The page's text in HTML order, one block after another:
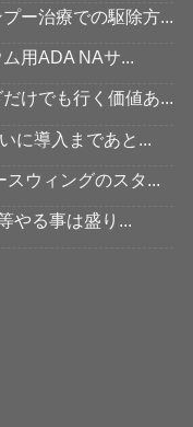
ー治療での駆除方...
用ADA NAサ...
けでも行く価値あ...
に導入まであと...
スウィングのスタ...
やる事は盛り...